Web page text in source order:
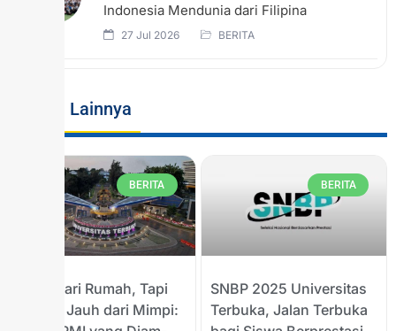
Indonesia Mendunia dari Filipina
27 Jul 2026 BERITA
Berita Lainnya
BERITA
Jauh dari Rumah, Tapi
Nggak Jauh dari Mimpi:
BERITA
SNBP 2025 Universitas
Terbuka, Jalan Terbuka